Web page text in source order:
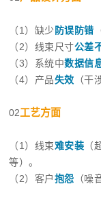
（1）缺少 防误防错
（2）线束尺寸公差
（3）系统中数据信
（4）产品失效 （干
02工艺方面
（1）线束难安装
等）。
（2）客户抱怨 （噪